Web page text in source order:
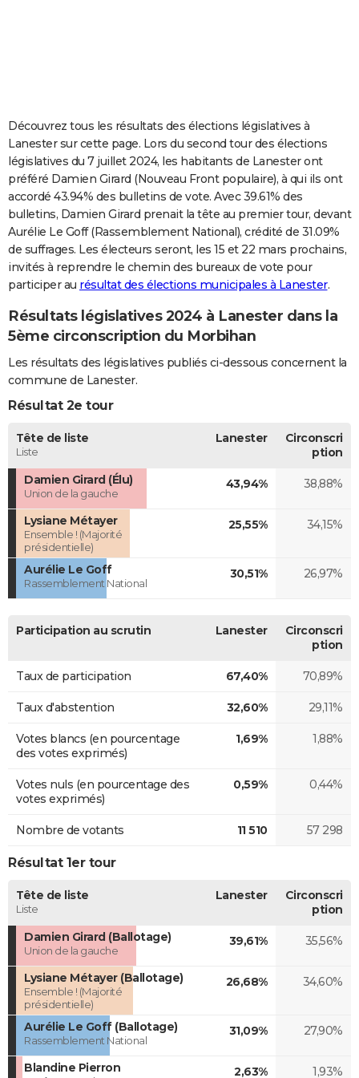
Carte de Noël
Carte Bonne année
Carte Saint-Valentin
Carte Pâques
Carte d'anniversaire
DICTIONNAIRE
Dictionnaire
Biographies
Citations
Expressions
Proverbes
PROGRAMME TV
COPAINS D'AVANT
S'inscrire
Se connecter
Lycées
Collèges
Primaires
Universités
Entreprises
Service militaire
Avis de recherche
AVIS DE DÉCÈS
FORUM
Bricolage
Lifestyle
Culture
Sport
Auto
Television
Voyage
Cinema
Découvrez tous les résultats des élections législatives à
Lanester sur cette page. Lors du second tour des élections
législatives du 7 juillet 2024, les habitants de Lanester ont
préféré Damien Girard (Nouveau Front populaire), à qui ils ont
accordé 43.94% des bulletins de vote. Avec 39.61% des
bulletins, Damien Girard prenait la tête au premier tour, devant
Aurélie Le Goff (Rassemblement National), crédité de 31.09%
de suffrages. Les électeurs seront, les 15 et 22 mars prochains,
invités à reprendre le chemin des bureaux de vote pour
participer au résultat des élections municipales à Lanester.
Résultats législatives 2024 à Lanester dans la
5ème circonscription du Morbihan
Les résultats des législatives publiés ci-dessous concernent la
commune de Lanester.
Résultat 2e tour
Tête de liste
Liste
Lanester
Circonscri
ption
Damien Girard (Élu)
Union de la gauche
43,94% 38,88%
Lysiane Métayer
Ensemble ! (Majorité
présidentielle)
25,55% 34,15%
Aurélie Le Goff
Rassemblement National
30,51% 26,97%
Participation au scrutin Lanester
Circonscri
ption
Taux de participation 67,40% 70,89%
Taux d'abstention 32,60% 29,11%
Votes blancs (en pourcentage
des votes exprimés)
1,69% 1,88%
Votes nuls (en pourcentage des
votes exprimés)
0,59% 0,44%
Nombre de votants 11 510 57 298
Résultat 1er tour
Tête de liste
Liste
Lanester
Circonscri
ption
Damien Girard (Ballotage)
Union de la gauche
39,61% 35,56%
Lysiane Métayer (Ballotage)
Ensemble ! (Majorité
présidentielle)
26,68% 34,60%
Aurélie Le Goff (Ballotage)
Rassemblement National
31,09% 27,90%
Blandine Pierron 2,63% 1,93%